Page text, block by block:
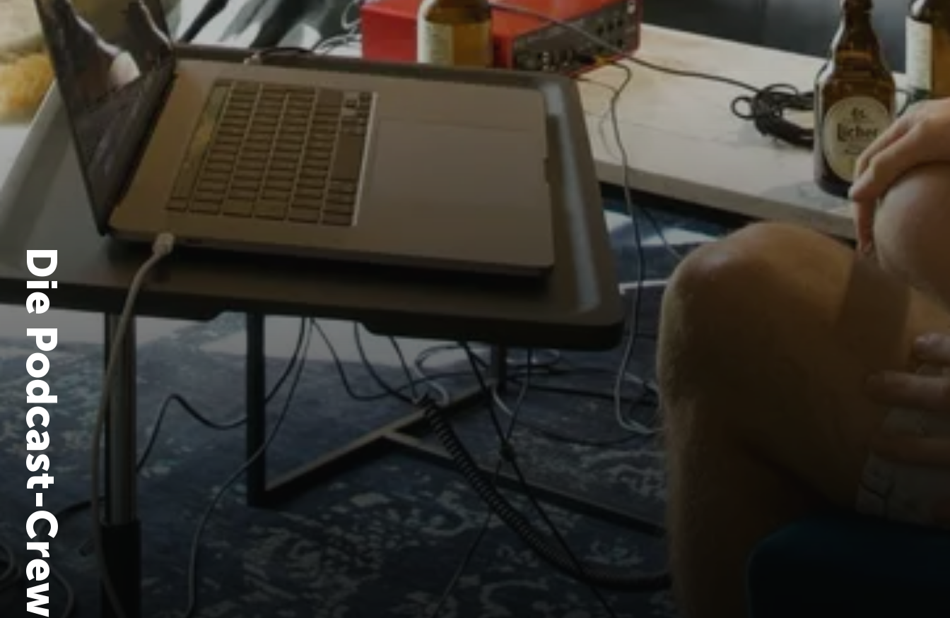
Die Podcast-Crew